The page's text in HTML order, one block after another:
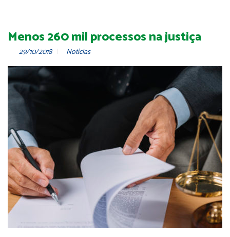
Menos 260 mil processos na justiça
29/10/2018 Notícias